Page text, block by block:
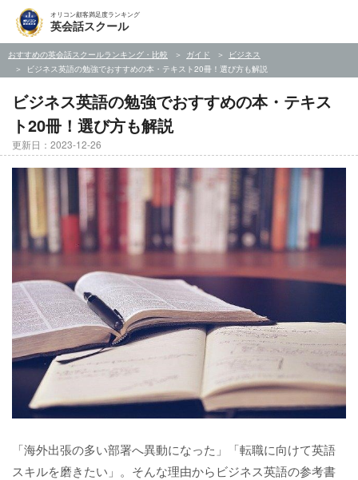
オリコン顧客満足度ランキング
英会話スクール
おすすめの英会話スクールランキング・比較 ガイド
ビジネス
ビジネス英語の勉強でおすすめの本・テキスト20冊！選び方も解説
ビジネス英語の勉強でおすすめの本・テキス
ト20冊！選び方も解説
更新日：2023-12-26
「海外出張の多い部署へ異動になった」「転職に向けて英語
スキルを磨きたい」。そんな理由からビジネス英語の参考書